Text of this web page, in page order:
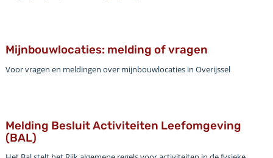
Mijnbouwlocaties: melding of vragen
Voor vragen en meldingen over mijnbouwlocaties in Overijssel
Melding Besluit Activiteiten Leefomgeving
(BAL)